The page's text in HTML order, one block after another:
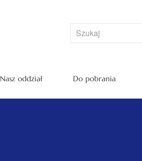
Nasz oddział Do pobrania